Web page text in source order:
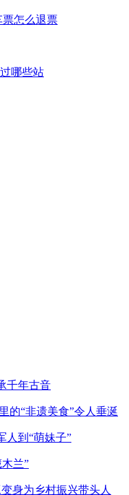
票怎么退票
哪些站
千年古音
的“非遗美食”令人垂涎
人到“萌妹子”
兰”
身为乡村振兴带头人